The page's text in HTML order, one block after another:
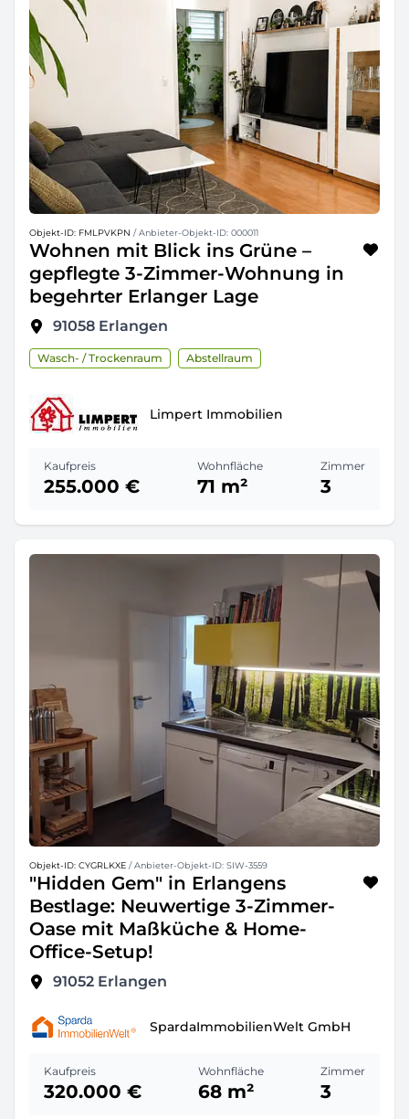
Objekt-ID: FMLPVKPN / Anbieter-Objekt-ID: 000011
Wohnen mit Blick ins Grüne –
gepflegte 3-Zimmer-Wohnung in
begehrter Erlanger Lage
91058 Erlangen
Wasch- / Trockenraum Abstellraum
Limpert Immobilien
Kaufpreis
255.000 €
Wohnfläche
71 m²
Zimmer
3
Objekt-ID: CYGRLKXE / Anbieter-Objekt-ID: SIW-3559
"Hidden Gem" in Erlangens
Bestlage: Neuwertige 3-Zimmer-
Oase mit Maßküche & Home-
Office-Setup!
91052 Erlangen
SpardaImmobilienWelt GmbH
Kaufpreis
320.000 €
Wohnfläche
68 m²
Zimmer
3